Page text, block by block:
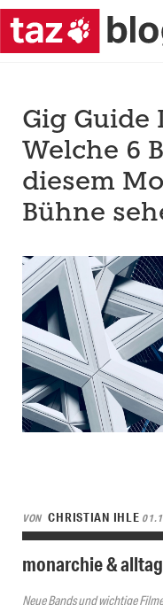
Gig Guide
Welche 6
diesem
Bühne
VON CHRISTIAN IHLE
monarchie & alltag
Neue Bands und wichtige